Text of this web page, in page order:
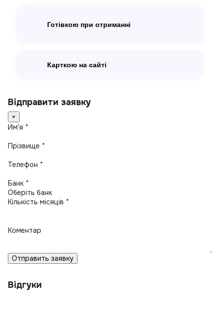
Готівкою при отриманні
Карткою на сайті
Відправити заявку
×
Имʼя *
Прізвище *
Телефон *
Банк *
Кількість місяців *
Коментар
Отправить заявку
Відгуки